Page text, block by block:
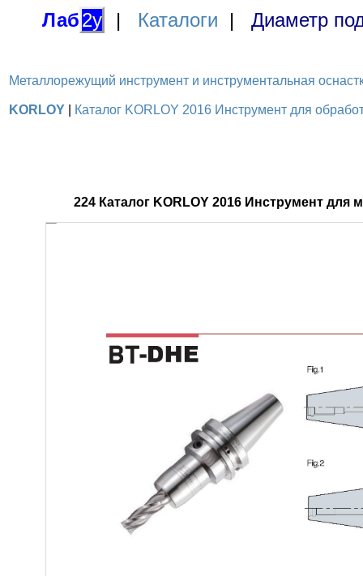
Лаб2у | Каталоги | Диаметр
Металлорежущий инструмент и инструментальная
KORLOY Каталог KORLOY 2016 Инструмент для
224 Каталог KORLOY 2016 Инструмент